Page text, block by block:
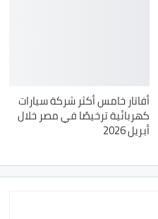
أفاتار خامس أكثر شركة سيارات
كهربائية ترخيصًا في مصر خلال
أبريل 2026